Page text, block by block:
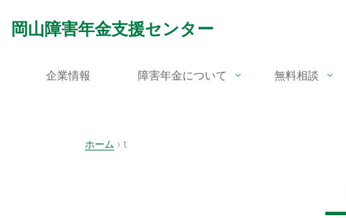
content
岡山障害年金支援センター
企業情報 障害年金について 無料相談
ホーム › t